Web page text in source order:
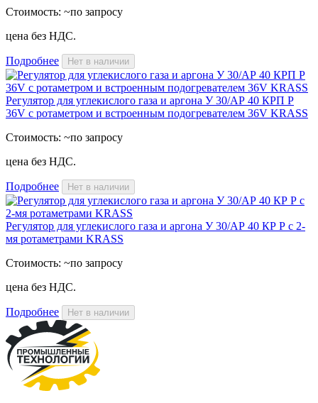
Стоимость: ~по запросу
цена без НДС.
Подробнее Нет в наличии
Регулятор для углекислого газа и аргона У 30/АР 40 КРП Р
36V с ротаметром и встроенным подогревателем 36V KRASS
Стоимость: ~по запросу
цена без НДС.
Подробнее Нет в наличии
Регулятор для углекислого газа и аргона У 30/АР 40 КР Р с 2-
мя ротаметрами KRASS
Стоимость: ~по запросу
цена без НДС.
Подробнее Нет в наличии